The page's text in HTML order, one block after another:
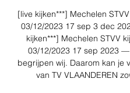
[live kijken***] Mechelen
03/12/2023 17 sep 3 dec
kijken***] Mechelen STVV
03/12/2023 17 sep 2023
begrijpen wij. Daarom kan je
van TV VLAANDEREN